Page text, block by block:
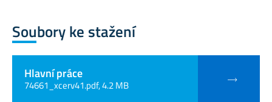
Soubory ke stažení
Hlavní práce
74661_xcerv41.pdf, 4.2 MB